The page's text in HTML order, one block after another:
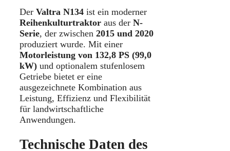
Der Valtra N134 ist ein moderner
Reihenkulturtraktor aus der N-
Serie, der zwischen 2015 und 2020
produziert wurde. Mit einer
Motorleistung von 132,8 PS (99,0
kW) und optionalem stufenlosem
Getriebe bietet er eine
ausgezeichnete Kombination aus
Leistung, Effizienz und Flexibilität
für landwirtschaftliche
Anwendungen.
Technische Daten des